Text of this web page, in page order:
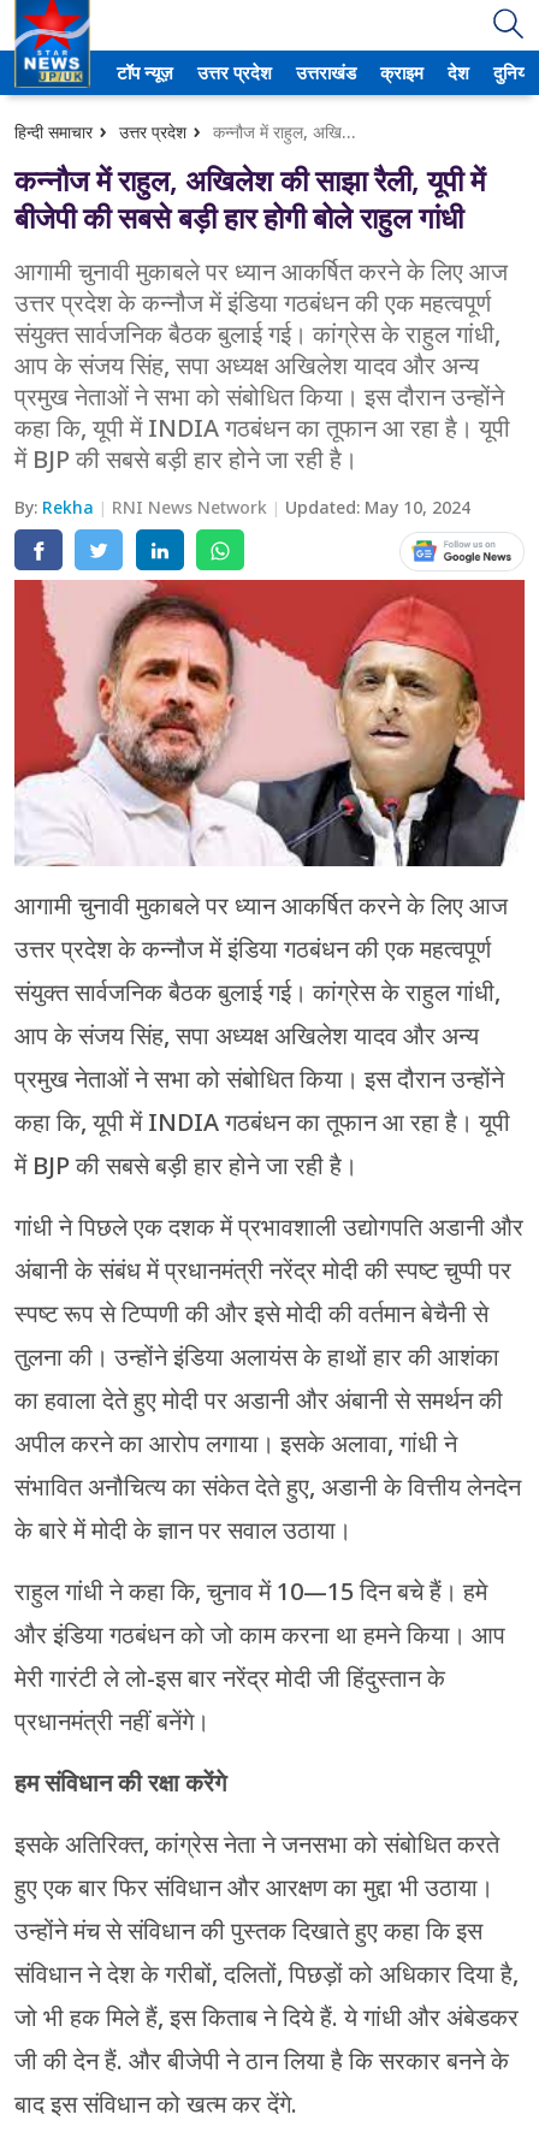
टॉप न्यूज़ उत्तर प्रदेश उत्तराखंड क्राइम देश दुनिया
हिन्दी समाचार उत्तर प्रदेश कन्नौज में राहुल, अखिलेश की साझा रैली, यूपी में बीजेपी की सबसे बड़ी हार होगी बोले राहुल गांधी
कन्नौज में राहुल, अखिलेश की साझा रैली, यूपी में
बीजेपी की सबसे बड़ी हार होगी बोले राहुल गांधी
आगामी चुनावी मुकाबले पर ध्यान आकर्षित करने के लिए आज
उत्तर प्रदेश के कन्नौज में इंडिया गठबंधन की एक महत्वपूर्ण
संयुक्त सार्वजनिक बैठक बुलाई गई। कांग्रेस के राहुल गांधी,
आप के संजय सिंह, सपा अध्यक्ष अखिलेश यादव और अन्य
प्रमुख नेताओं ने सभा को संबोधित किया। इस दौरान उन्होंने
कहा कि, यूपी में INDIA गठबंधन का तूफान आ रहा है। यूपी
में BJP की सबसे बड़ी हार होने जा रही है।
By: Rekha RNI News Network Updated: May 10, 2024
आगामी चुनावी मुकाबले पर ध्यान आकर्षित करने के लिए आज
उत्तर प्रदेश के कन्नौज में इंडिया गठबंधन की एक महत्वपूर्ण
संयुक्त सार्वजनिक बैठक बुलाई गई। कांग्रेस के राहुल गांधी,
आप के संजय सिंह, सपा अध्यक्ष अखिलेश यादव और अन्य
प्रमुख नेताओं ने सभा को संबोधित किया। इस दौरान उन्होंने
कहा कि, यूपी में INDIA गठबंधन का तूफान आ रहा है। यूपी
में BJP की सबसे बड़ी हार होने जा रही है।
गांधी ने पिछले एक दशक में प्रभावशाली उद्योगपति अडानी और
अंबानी के संबंध में प्रधानमंत्री नरेंद्र मोदी की स्पष्ट चुप्पी पर
स्पष्ट रूप से टिप्पणी की और इसे मोदी की वर्तमान बेचैनी से
तुलना की। उन्होंने इंडिया अलायंस के हाथों हार की आशंका
का हवाला देते हुए मोदी पर अडानी और अंबानी से समर्थन की
अपील करने का आरोप लगाया। इसके अलावा, गांधी ने
संभावित अनौचित्य का संकेत देते हुए, अडानी के वित्तीय लेनदेन
के बारे में मोदी के ज्ञान पर सवाल उठाया।
राहुल गांधी ने कहा कि, चुनाव में 10—15 दिन बचे हैं। हमे
और इंडिया गठबंधन को जो काम करना था हमने किया। आप
मेरी गारंटी ले लो-इस बार नरेंद्र मोदी जी हिंदुस्तान के
प्रधानमंत्री नहीं बनेंगे।
हम संविधान की रक्षा करेंगे
इसके अतिरिक्त, कांग्रेस नेता ने जनसभा को संबोधित करते
हुए एक बार फिर संविधान और आरक्षण का मुद्दा भी उठाया।
उन्होंने मंच से संविधान की पुस्तक दिखाते हुए कहा कि इस
संविधान ने देश के गरीबों, दलितों, पिछड़ों को अधिकार दिया है,
जो भी हक मिले हैं, इस किताब ने दिये हैं. ये गांधी और अंबेडकर
जी की देन हैं. और बीजेपी ने ठान लिया है कि सरकार बनने के
बाद इस संविधान को खत्म कर देंगे.
उत्तर प्रदेश
अमेठी
आगरा
कानपुर
प्रयागराज
मेरठ
लखनऊ
उत्तराखंड
अल्मोड़ा
चंपावत
चमोली
देहरादून
नैनीताल
हरिद्वार